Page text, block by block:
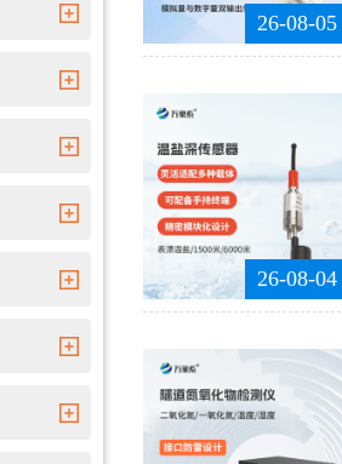
26-08-05
26-08-04